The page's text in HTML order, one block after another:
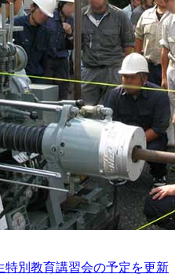
特別教育講習会の予定を更新